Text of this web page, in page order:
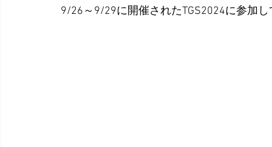
9/26～9/29に開催されたTGS2024に参加